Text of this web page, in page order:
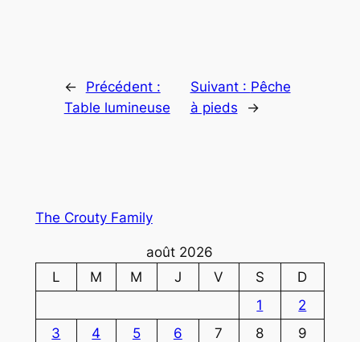
←
Précédent :
Table lumineuse
Suivant : Pêche
à pieds
→
The Crouty Family
août 2026
L
M M J V S
D
1
2
3
4 5 6 7 8
9